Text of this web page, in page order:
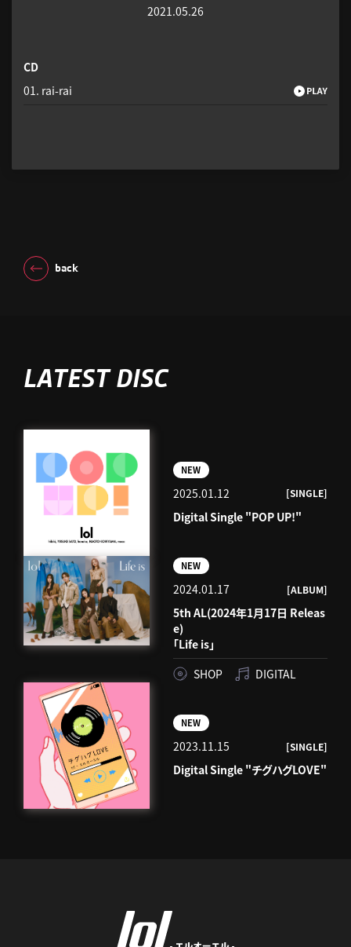
2021.05.26
CD
01. rai-rai
back
LATEST DISC
NEW
2025.01.12 [SINGLE]
Digital Single "POP UP!"
NEW
2024.01.17 [ALBUM]
5th AL(2024年1月17日 Releas
e)
「Life is」
SHOP
DIGITAL
NEW
2023.11.15 [SINGLE]
Digital Single "チグハグLOVE"